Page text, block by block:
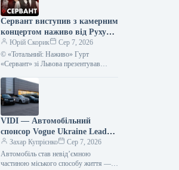
Сервант виступив з камерним
концертом наживо від Руху
опору ССО – фото, відео
Юрій Скорик
Сер 7, 2026
© «Тотальний: Наживо» Гурт
«Сервант» зі Львова презентував
«Тотальний: Наживо». Запис був
створений на підтримку…
VIDI — Автомобільний
спонсор Vogue Ukraine Leaders
Gala: Які автівки будуть
представлені на події
Захар Купрієнко
Сер 7, 2026
Автомобіль став невід’ємною
частиною міського способу життя —